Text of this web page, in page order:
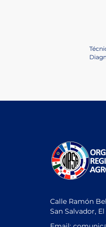
Post
Next
Calle Ramón
San Salvador,